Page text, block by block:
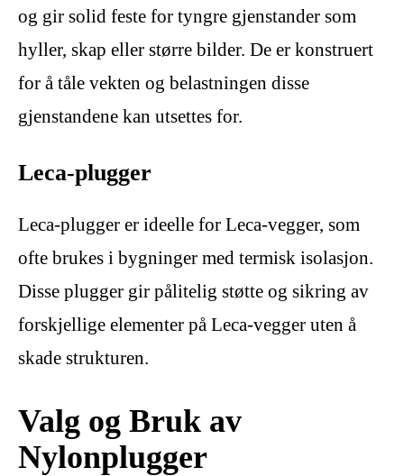
og gir solid feste for tyngre gjenstander som
hyller, skap eller større bilder. De er konstruert
for å tåle vekten og belastningen disse
gjenstandene kan utsettes for.
Leca-plugger
Leca-plugger er ideelle for Leca-vegger, som
ofte brukes i bygninger med termisk isolasjon.
Disse plugger gir pålitelig støtte og sikring av
forskjellige elementer på Leca-vegger uten å
skade strukturen.
Valg og Bruk av
Nylonplugger